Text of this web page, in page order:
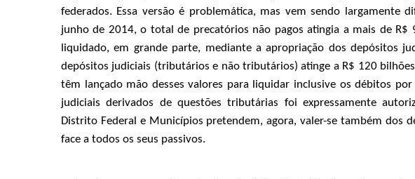
federados. Essa versão é problemática, mas vem sendo largamente
junho de 2014, o total de precatórios não pagos atingia a mais de R$
liquidado, em grande parte, mediante a apropriação dos depósitos
depósitos judiciais (tributários e não tributários) atinge a R$ 120
têm lançado mão desses valores para liquidar inclusive os débitos
judiciais derivados de questões tributárias foi expressamente
Distrito Federal e Municípios pretendem, agora, valer-se também dos
face a todos os seus passivos.